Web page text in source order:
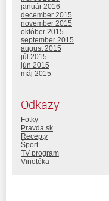
január 2016
december 2015
november 2015
október 2015
september 2015
august 2015
júl 2015
jún 2015
máj 2015
Odkazy
Fotky
Pravda.sk
Recepty
Šport
TV program
Vinotéka